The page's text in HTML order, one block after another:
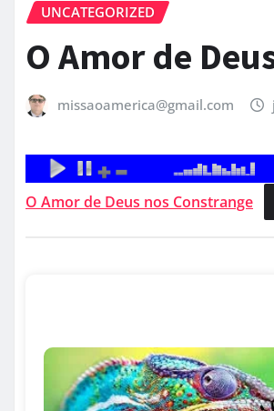
UNCATEGORIZED
O Amor de
missaoamerica@gmail.com
O Amor de Deus nos Constrange